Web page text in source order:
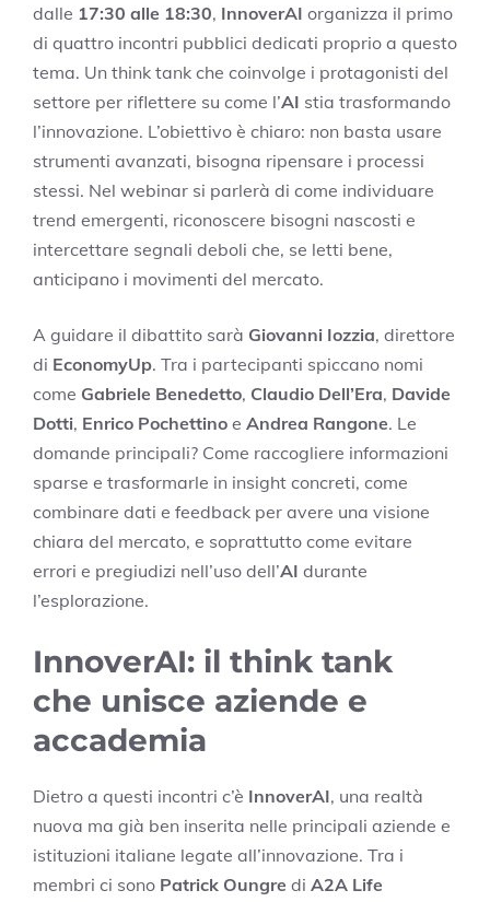
dalle 17:30 alle 18:30, InnoverAI organizza il primo
di quattro incontri pubblici dedicati proprio a questo
tema. Un think tank che coinvolge i protagonisti del
settore per riflettere su come l’AI stia trasformando
l’innovazione. L’obiettivo è chiaro: non basta usare
strumenti avanzati, bisogna ripensare i processi
stessi. Nel webinar si parlerà di come individuare
trend emergenti, riconoscere bisogni nascosti e
intercettare segnali deboli che, se letti bene,
anticipano i movimenti del mercato.
A guidare il dibattito sarà Giovanni Iozzia, direttore
di EconomyUp. Tra i partecipanti spiccano nomi
come Gabriele Benedetto, Claudio Dell’Era, Davide
Dotti, Enrico Pochettino e Andrea Rangone. Le
domande principali? Come raccogliere informazioni
sparse e trasformarle in insight concreti, come
combinare dati e feedback per avere una visione
chiara del mercato, e soprattutto come evitare
errori e pregiudizi nell’uso dell’AI durante
l’esplorazione.
InnoverAI: il think tank
che unisce aziende e
accademia
Dietro a questi incontri c’è InnoverAI, una realtà
nuova ma già ben inserita nelle principali aziende e
istituzioni italiane legate all’innovazione. Tra i
membri ci sono Patrick Oungre di A2A Life